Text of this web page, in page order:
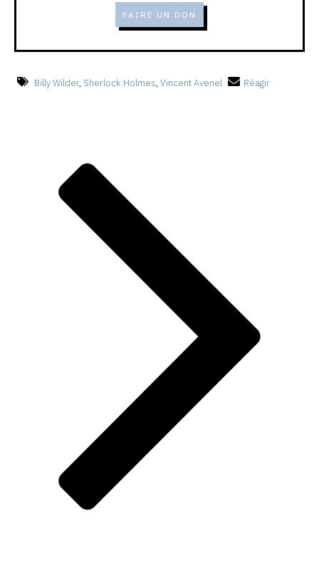
FAIRE UN DON
Billy Wilder, Sherlock Holmes, Vincent Avenel Réagir